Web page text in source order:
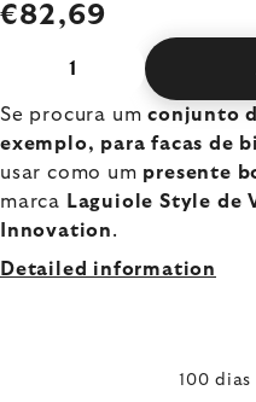
€82,69
Se procura umconjunto
exemplo, para facas de
usar como um presente
marca Laguiole Style de
Innovation.
Detailed information
100